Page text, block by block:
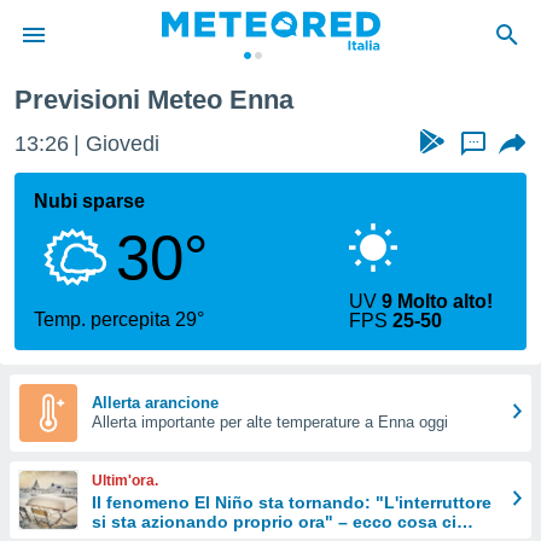
di
per
le
di
Web
le
Previsioni Meteo Enna
13:26 Giovedi ...
Nubi sparse
30°
Temp. percepita 29°
UV9 Molto alto!
FPS25-50
Allerta arancione
Allerta importante per alte temperature a Enna oggi
Ultim'ora.
Il fenomeno El Niño sta tornando: "L'interruttore
si sta azionando proprio ora" – ecco cosa ci